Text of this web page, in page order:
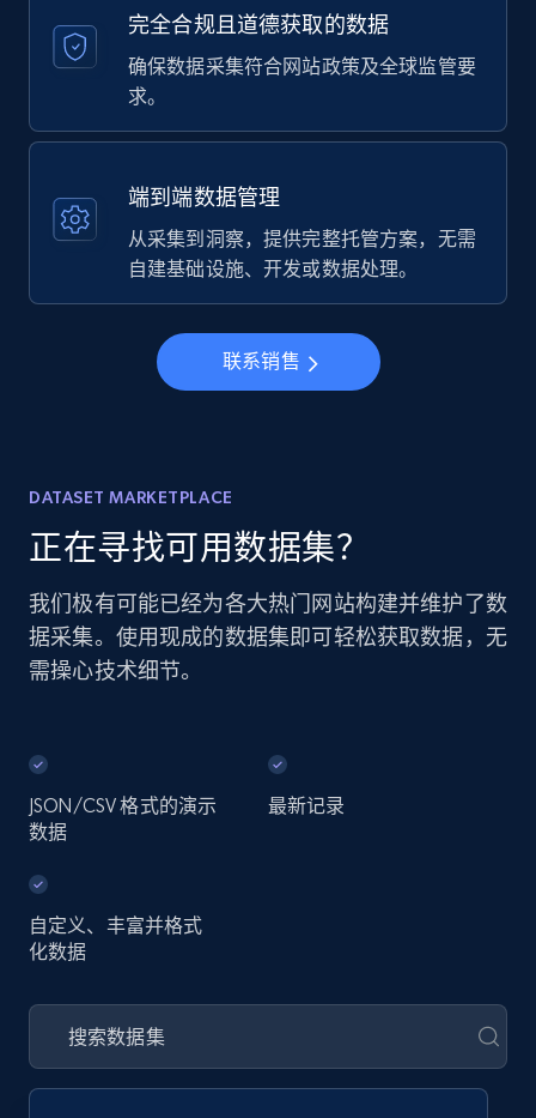
完全合规且道德获取的数据
确保数据采集符合网站政策及全球监管要
求。
端到端数据管理
从采集到洞察，提供完整托管方案，无需
自建基础设施、开发或数据处理。
联系销售
DATASET MARKETPLACE
正在寻找可用数据集？
我们极有可能已经为各大热门网站构建并维护了数
据采集。使用现成的数据集即可轻松获取数据，无
需操心技术细节。
JSON/CSV 格式的演示
数据
最新记录
自定义、丰富并格式
化数据